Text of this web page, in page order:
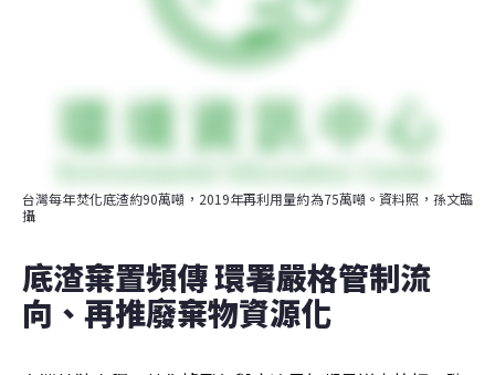
台灣每年焚化底渣約90萬噸，2019年再利用量約為75萬噸。資料照，孫文臨
攝
底渣棄置頻傳 環署嚴格管制流
向、再推廢棄物資源化